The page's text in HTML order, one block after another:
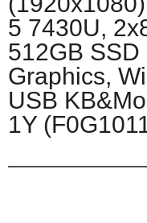
5 7430U,
512GB
Graphics,
USB
1Y
Ноутбуки и ультрабуки
Компьютеры
Моноблоки
Серверы и СХД
Контактная информация